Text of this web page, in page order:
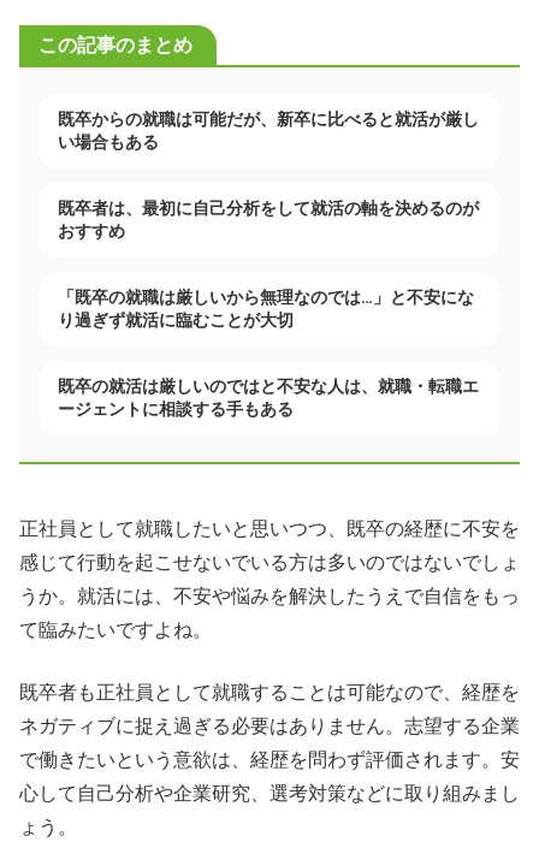
この記事のまとめ
既卒からの就職は可能だが、新卒に比べると就活が厳し
い場合もある
既卒者は、最初に自己分析をして就活の軸を決めるのが
おすすめ
「既卒の就職は厳しいから無理なのでは…」と不安にな
り過ぎず就活に臨むことが大切
既卒の就活は厳しいのではと不安な人は、就職・転職エ
ージェントに相談する手もある
正社員として就職したいと思いつつ、既卒の経歴に不安を
感じて行動を起こせないでいる方は多いのではないでしょ
うか。就活には、不安や悩みを解決したうえで自信をもっ
て臨みたいですよね。
既卒者も正社員として就職することは可能なので、経歴を
ネガティブに捉え過ぎる必要はありません。志望する企業
で働きたいという意欲は、経歴を問わず評価されます。安
心して自己分析や企業研究、選考対策などに取り組みまし
ょう。